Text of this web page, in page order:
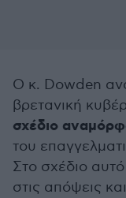
Ο κ. Dowden
βρετανική
σχέδιο
του
Στο σχέδιο αυτό
στις απόψεις